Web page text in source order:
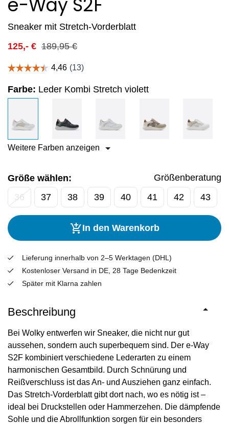
e-Way S2F
Sneaker mit Stretch-Vorderblatt
189,95€
125,- €
Farbe: Leder Kombi Stretch violett
Weitere Farben anzeigen
Größe wählen:
Größenberatung
36
37 38 39 40 41 42 43
In den Warenkorb
Lieferung innerhalb von 2–5 Werktagen (DHL)
Kostenloser Versand in DE, 28 Tage Bedenkzeit
Später mit Klarna zahlen
Beschreibung
Bei Wolky entwerfen wir Sneaker, die nicht nur gut
aussehen, sondern auch superbequem sind. Der e-Way
S2F kombiniert verschiedene Lederarten zu einem
harmonischen Gesamtbild. Durch Schnürung und
Reißverschluss ist das An- und Ausziehen ganz einfach.
Das Stretch-Vorderblatt gibt dort nach, wo es nötig ist –
ideal bei Druckstellen oder Hammerzehen. Die dämpfende
Sohle und die Abrollfunktion sorgen für ein besonders